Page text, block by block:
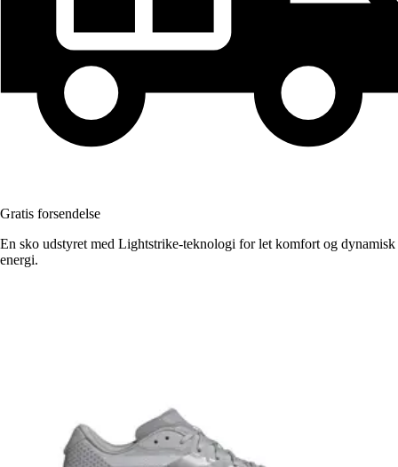
Gratis forsendelse
En sko udstyret med Lightstrike-teknologi for let komfort og dynamisk
energi.